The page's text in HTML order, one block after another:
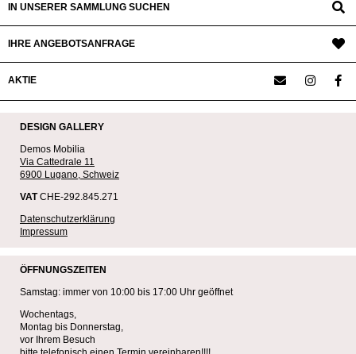
IN UNSERER SAMMLUNG SUCHEN
IHRE ANGEBOTSANFRAGE
AKTIE
DESIGN GALLERY
Demos Mobilia
Via Cattedrale 11
6900 Lugano, Schweiz
VATCHE-292.845.271
Datenschutzerklärung
Impressum
ÖFFNUNGSZEITEN
Samstag: immer von 10:00 bis 17:00 Uhr geöffnet
Wochentags,
Montag bis Donnerstag,
vor Ihrem Besuch